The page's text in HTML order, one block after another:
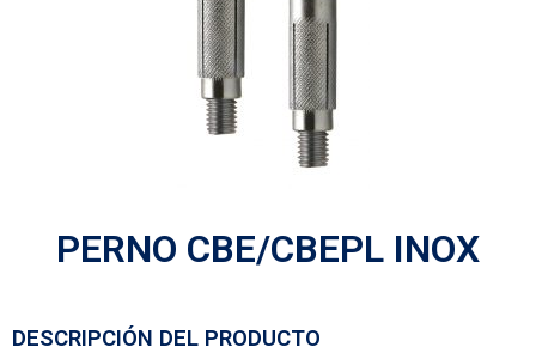
PERNO CBE/CBEPL INOX
DESCRIPCIÓN DEL PRODUCTO